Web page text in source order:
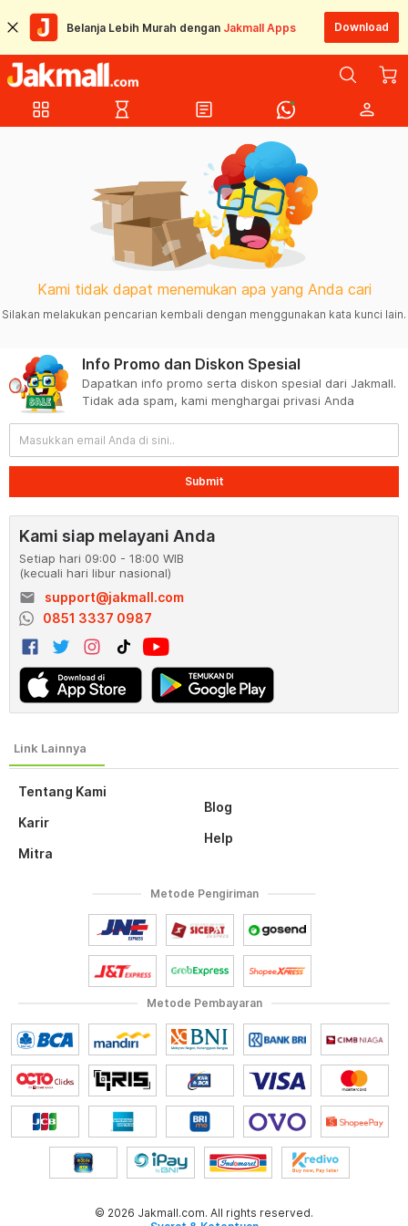
Belanja Lebih Murah dengan Jakmall Apps Download
grid_view hourglass_empty article person
Kami tidak dapat menemukan apa yang Anda cari
Silakan melakukan pencarian kembali dengan menggunakan kata kunci lain.
Tentang Kami
Karir
Mitra
Blog
Help
Info Promo dan Diskon Spesial
Dapatkan info promo serta diskon spesial dari Jakmall.
Tidak ada spam, kami menghargai privasi Anda
Submit
Kami siap melayani Anda
Setiap hari 09:00 - 18:00 WIB
(kecuali hari libur nasional)
email
support@jakmall.com
0851 3337 0987
Metode Pembayaran
Metode Pengiriman
© 2026 Jakmall.com. All rights reserved.